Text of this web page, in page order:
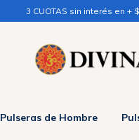
3 CUOTAS sin interés en +
Pulseras de Hombre